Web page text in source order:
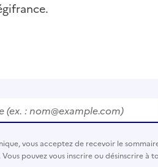
: nom@example.com
vous acceptez de recevoir le
pouvez vous inscrire ou désinscrire à